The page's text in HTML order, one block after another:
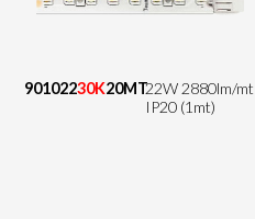
90102230K20MT22W 2880lm/
IP20 (1mt)